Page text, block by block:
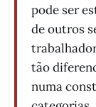
pode ser
de outros
tão
numa